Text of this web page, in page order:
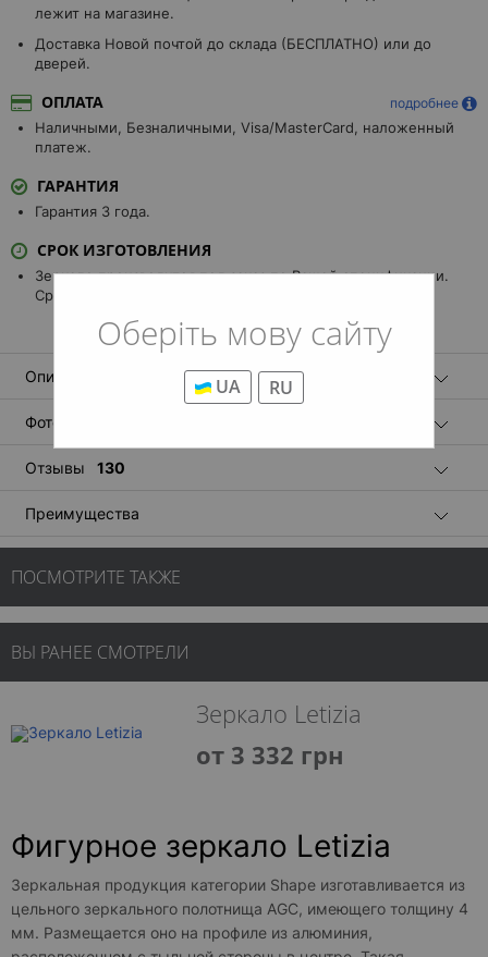
Оберіть мову сайту
UA RU
лежит на магазине.
Доставка Новой почтой до склада (БЕСПЛАТНО) или до
дверей.
ОПЛАТА подробнее
Наличными, Безналичными, Visa/MasterCard, наложенный
платеж.
ГАРАНТИЯ
Гарантия 3 года.
СРОК ИЗГОТОВЛЕНИЯ
Зеркало производится под заказ по Вашей спецификации.
Срок производства и доставки: 8-10 рабочих дней.
Описание
Фотографии
Отзывы 130
Преимущества
ПОСМОТРИТЕ ТАКЖЕ
ВЫ РАНЕЕ СМОТРЕЛИ
Зеркало Letizia
от 3 332 грн
Фигурное зеркало Letizia
Зеркальная продукция категории Shape изготавливается из
цельного зеркального полотнища AGC, имеющего толщину 4
мм. Размещается оно на профиле из алюминия,